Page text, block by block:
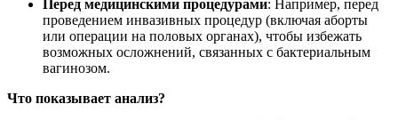
Перед медицинскими процедурами: Например, перед
проведением инвазивных процедур (включая аборты
или операции на половых органах), чтобы избежать
возможных осложнений, связанных с бактериальным
вагинозом.
Что показывает анализ?